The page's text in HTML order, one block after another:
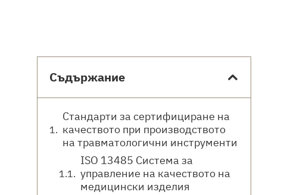
Съдържание
Стандарти за сертифициране на
качеството при производството
на травматологични инструменти
ISO 13485 Система за
управление на качеството на
медицински изделия